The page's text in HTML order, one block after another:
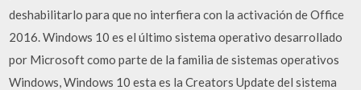
deshabilitarlo para que no interfiera con la activación de Office
2016. Windows 10 es el último sistema operativo desarrollado
por Microsoft como parte de la familia de sistemas operativos
Windows, Windows 10 esta es la Creators Update del sistema